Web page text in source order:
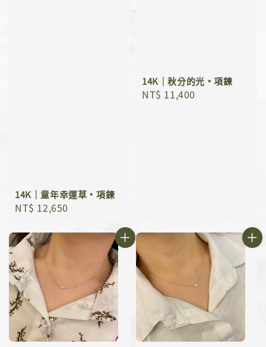
14K｜童年幸運草﹡項鍊
Regular
NT$ 12,650
14K｜秋分的光﹡項鍊
Regular
NT$ 11,400